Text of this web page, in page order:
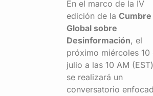
En el marco de la IV
edición de la Cumbre
Global sobre
Desinformación, el
próximo miércoles 10
julio a las 10 AM (EST)
se realizará un
conversatorio